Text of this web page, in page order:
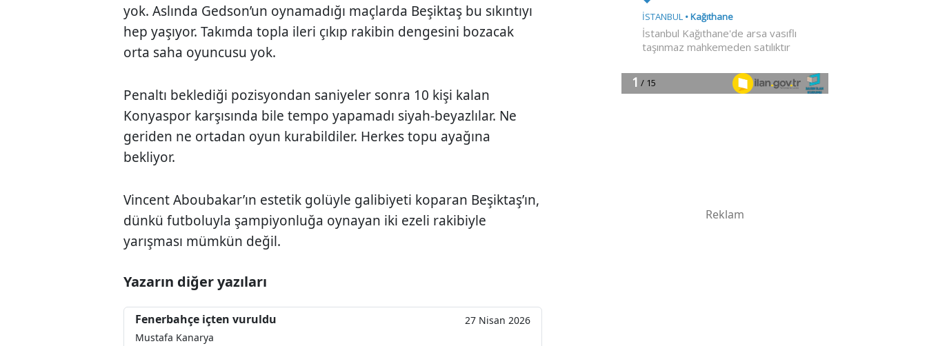
yok. Aslında Gedson’un oynamadığı maçlarda Beşiktaş bu sıkıntıyı
hep yaşıyor. Takımda topla ileri çıkıp rakibin dengesini bozacak
orta saha oyuncusu yok.
Penaltı beklediği pozisyondan saniyeler sonra 10 kişi kalan
Konyaspor karşısında bile tempo yapamadı siyah-beyazlılar. Ne
geriden ne ortadan oyun kurabildiler. Herkes topu ayağına
bekliyor.
Vincent Aboubakar’ın estetik golüyle galibiyeti koparan Beşiktaş’ın,
dünkü futboluyla şampiyonluğa oynayan iki ezeli rakibiyle
yarışması mümkün değil.
Yazarın diğer yazıları
Fenerbahçe içten vuruldu
27 Nisan 2026
Mustafa Kanarya